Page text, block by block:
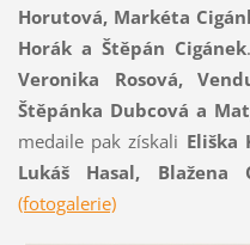
Horutová, Markéta
Horák a Štěpán Cigánek
Veronika Rosová,
Štěpánka Dubcová a
medaile pak získali Eliška
Lukáš Hasal,
(fotogalerie)